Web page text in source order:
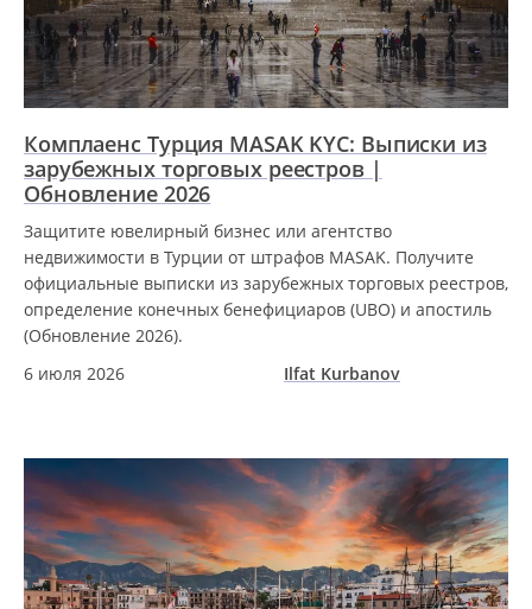
Комплаенс Турция MASAK KYC: Выписки из
зарубежных торговых реестров |
Обновление 2026
Защитите ювелирный бизнес или агентство
недвижимости в Турции от штрафов MASAK. Получите
официальные выписки из зарубежных торговых реестров,
определение конечных бенефициаров (UBO) и апостиль
(Обновление 2026).
6 июля 2026
Ilfat Kurbanov